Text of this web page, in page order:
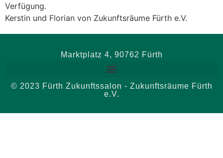
Verfügung.
Kerstin und Florian von Zukunftsräume Fürth e.V.
Marktplatz 4, 90762 Fürth
© 2023 Fürth Zukunftssalon - Zukunftsräume Fürth
e.V.